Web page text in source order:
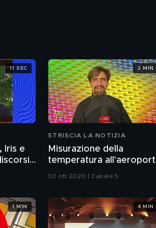
Iris e
sul
11 SEC
STRISCIA LA NOTIZIA
Misurazione della
temperatura
di Malpensa
02 ott 2020 | Canale 5
2 MIN
1 MIN 4 MIN